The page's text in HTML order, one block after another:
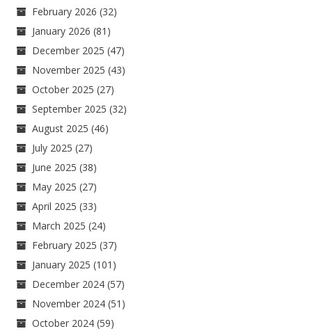
February 2026 (32)
January 2026 (81)
December 2025 (47)
November 2025 (43)
October 2025 (27)
September 2025 (32)
August 2025 (46)
July 2025 (27)
June 2025 (38)
May 2025 (27)
April 2025 (33)
March 2025 (24)
February 2025 (37)
January 2025 (101)
December 2024 (57)
November 2024 (51)
October 2024 (59)